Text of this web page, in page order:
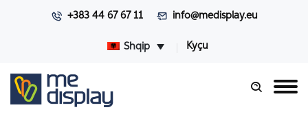
+383 44 67 67 11 info@medisplay.eu
Shqip Kyçu